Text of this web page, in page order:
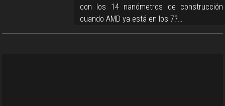
con los 14 nanómetros de construcción
cuando AMD ya está en los 7?…